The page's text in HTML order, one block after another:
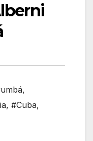
,
, #Cuba,